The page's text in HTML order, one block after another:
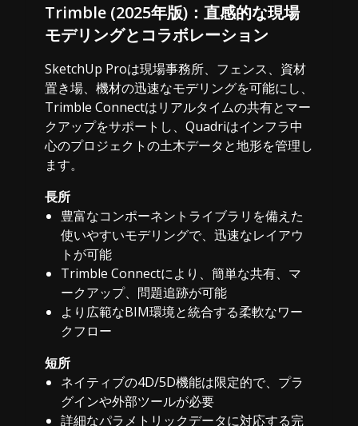
Trimble (2025年版)：直感的な現場
モデリングとコラボレーション
SketchUp Proは現場事務所、フェンス、資材
置き場、機材の迅速なモデリングを可能にし、
Trimble Connectはリアルタイムの共有とマー
クアップをサポートし、Quadriはインフラ中
心のプロジェクトの土木データと地形を管理し
ます。
長所
豊富なコンポーネントライブラリを備えた
使いやすいモデリングで、迅速なレイアウ
トが可能
Trimble Connectにより、簡単な共有、マ
ークアップ、問題追跡が可能
より広範なBIM環境と統合する柔軟なワー
クフロー
短所
ネイティブの4D/5D機能は限定的で、プラ
グインや外部ツールが必要
詳細なパラメトリックデータに対応する完